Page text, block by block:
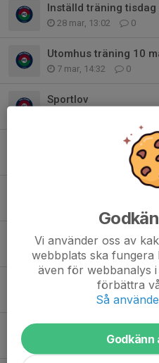
Inställd träning tisdag
28 mar, 13:02 0
Utomhus träning 10
7 mar, 14:32 0
Sportlov
Inställd träning
0
Inställd träning
Tränare sökes
24 jan, 19:58 0
Information!
3 dec 2025 0
23 nov 2025 0
Vi använder oss av
webbplats ska fungera
även för webbanalys
förbättra
Så
Godkänn